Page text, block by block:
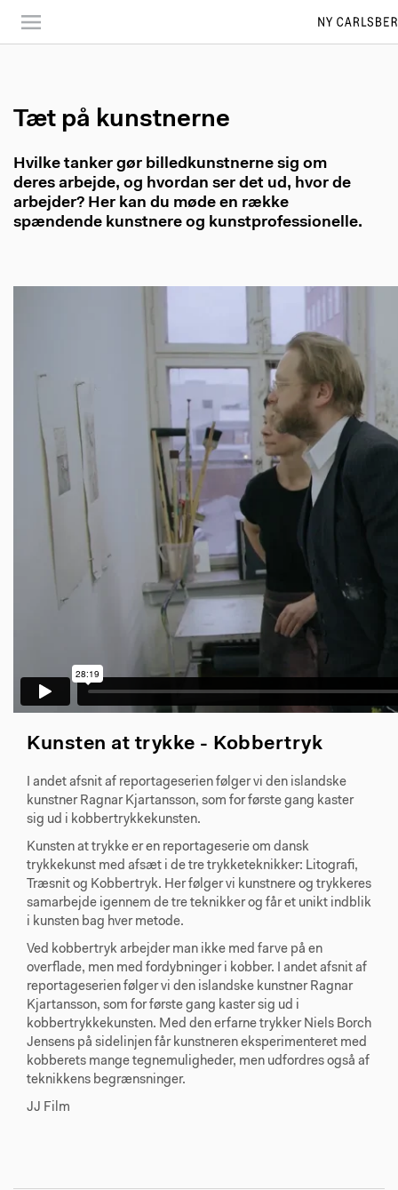
main
Tæt på kunstnerne
Hvilke tanker gør billedkunstnerne sig om
deres arbejde, og hvordan ser det ud, hvor de
arbejder? Her kan du møde en række
spændende kunstnere og kunstprofessionelle.
Kunsten at trykke - Kobbertryk
I andet afsnit af reportageserien følger vi den islandske
kunstner Ragnar Kjartansson, som for første gang kaster
sig ud i kobbertrykkekunsten.
Kunsten at trykke er en reportageserie om dansk
trykkekunst med afsæt i de tre trykketeknikker: Litografi,
Træsnit og Kobbertryk. Her følger vi kunstnere og trykkeres
samarbejde igennem de tre teknikker og får et unikt indblik
i kunsten bag hver metode.
Ved kobbertryk arbejder man ikke med farve på en
overflade, men med fordybninger i kobber. I andet afsnit af
reportageserien følger vi den islandske kunstner Ragnar
Kjartansson, som for første gang kaster sig ud i
kobbertrykkekunsten. Med den erfarne trykker Niels Borch
Jensens på sidelinjen får kunstneren eksperimenteret med
kobberets mange tegnemuligheder, men udfordres også af
teknikkens begrænsninger.
JJ Film